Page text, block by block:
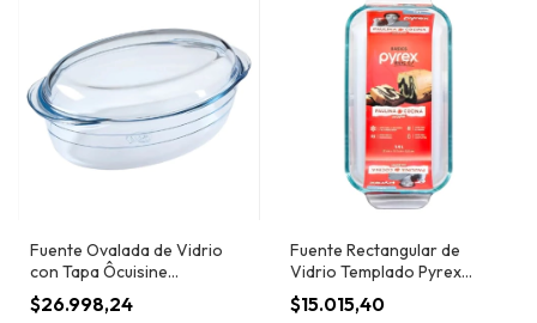
Fuente Ovalada de Vidrio
con Tapa Ôcuisine
Ovenware 4L 33cm
$26.998,24
Fuente Rectangular de
Vidrio Templado Pyrex
Basics 1,4L 21cm
$15.015,40